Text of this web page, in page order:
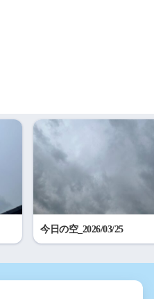
今日の空_2026/03/25